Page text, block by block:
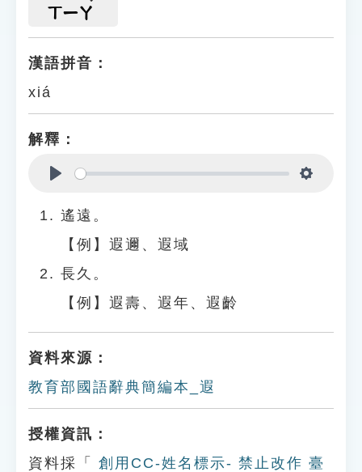
ㄒㄧㄚ
漢語拼音：
xiá
解釋：
遙遠。
【例】遐邇、遐域
長久。
【例】遐壽、遐年、遐齡
資料來源：
教育部國語辭典簡編本_遐
授權資訊：
資料採「
創用CC-姓名標示- 禁止改作 臺